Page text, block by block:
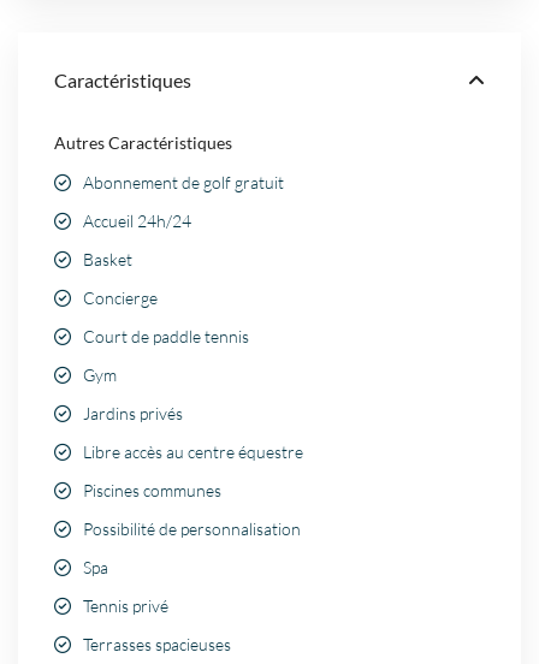
Caractéristiques
Autres Caractéristiques
Abonnement de golf gratuit
Accueil 24h/24
Basket
Concierge
Court de paddle tennis
Gym
Jardins privés
Libre accès au centre équestre
Piscines communes
Possibilité de personnalisation
Spa
Tennis privé
Terrasses spacieuses